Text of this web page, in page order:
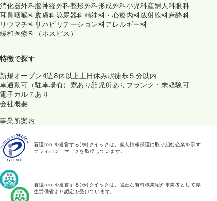
消化器外科脳神経外科整形外科形成外科小児科産婦人科眼科
耳鼻咽喉科皮膚科泌尿器科精神科・心療内科放射線科麻酔科
リウマチ科リハビリテーション科アレルギー科
緩和医療科（ホスピス）
特徴で探す
新規オープン4週8休以上土日休み駅徒歩５分以内
車通勤可（駐車場有） 寮あり託児所あり ブランク・未経験可
電子カルテあり
会社概要
事業所案内
看護roo!を運営する(株)クイックは、個人情報保護に取り組む企業を示す
プライバシーマークを取得しています。
看護roo!を運営する(株)クイックは、適正な有料職業紹介事業者として厚
生労働省より認定を受けています。